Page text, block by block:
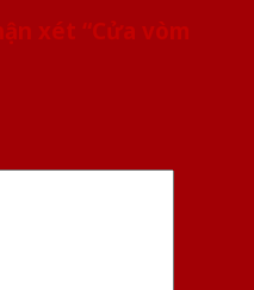
xét “Cửa vòm